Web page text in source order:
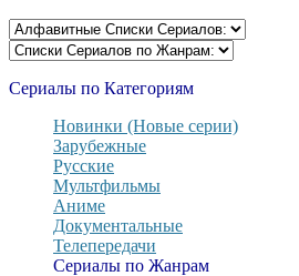
Сериалы по Категориям
Новинки (Новые серии)
Зарубежные
Русские
Мультфильмы
Аниме
Документальные
Телепередачи
Сериалы по Жанрам